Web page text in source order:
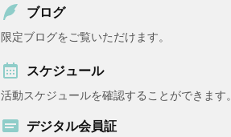
ブログ
限定ブログをご覧いただけます。
スケジュール
活動スケジュールを確認することができます。
デジタル会員証